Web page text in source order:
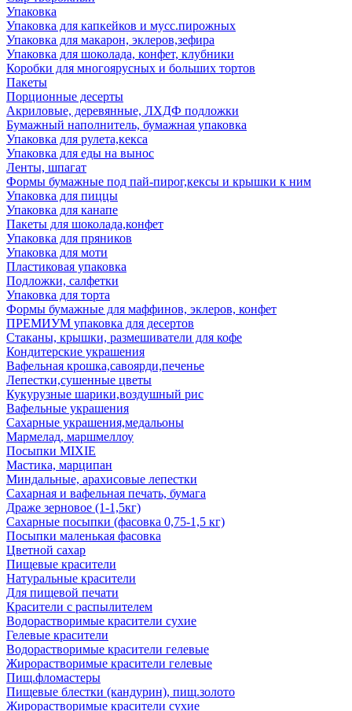
Упаковка
Упаковка для капкейков и мусс.пирожных
Упаковка для макарон, эклеров,зефира
Упаковка для шоколада, конфет, клубники
Коробки для многоярусных и больших тортов
Пакеты
Порционные десерты
Акриловые, деревянные, ЛХДФ подложки
Бумажный наполнитель, бумажная упаковка
Упаковка для рулета,кекса
Упаковка для еды на вынос
Ленты, шпагат
Формы бумажные под пай-пирог,кексы и крышки к ним
Упаковка для пиццы
Упаковка для канапе
Пакеты для шоколада,конфет
Упаковка для пряников
Упаковка для моти
Пластиковая упаковка
Подложки, салфетки
Упаковка для торта
Формы бумажные для маффинов, эклеров, конфет
ПРЕМИУМ упаковка для десертов
Стаканы, крышки, размешиватели для кофе
Кондитерские украшения
Вафельная крошка,савоярди,печенье
Лепестки,сушенные цветы
Кукурузные шарики,воздушный рис
Вафельные украшения
Сахарные украшения,медальоны
Мармелад, маршмеллоу
Посыпки MIXIE
Мастика, марципан
Миндальные, арахисовые лепестки
Сахарная и вафельная печать, бумага
Драже зерновое (1-1,5кг)
Сахарные посыпки (фасовка 0,75-1,5 кг)
Посыпки маленькая фасовка
Цветной сахар
Пищевые красители
Натуральные красители
Для пищевой печати
Красители с распылителем
Водорастворимые красители сухие
Гелевые красители
Водорастворимые красители гелевые
Жирорастворимые красители гелевые
Пищ.фломастеры
Пищевые блестки (кандурин), пищ.золото
Жирорастворимые красители сухие